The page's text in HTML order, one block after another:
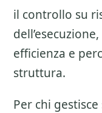
il controllo su
efficienza e
struttura.
Per chi